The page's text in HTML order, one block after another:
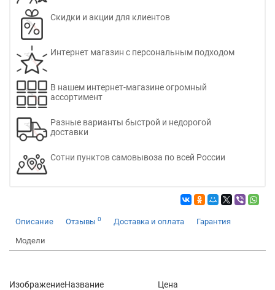
Скидки и акции для клиентов
Интернет магазин с персональным подходом
В нашем интернет-магазине огромный
ассортимент
Разные варианты быстрой и недорогой
доставки
Сотни пунктов самовывоза по всей России
Описание Отзывы 0 Доставка и оплата Гарантия
Модели
ИзображениеНазвание Цена